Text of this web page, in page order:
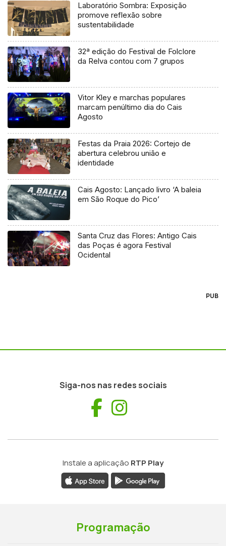
Laboratório Sombra: Exposição
promove reflexão sobre
sustentabilidade
32ª edição do Festival de Folclore
da Relva contou com 7 grupos
Vitor Kley e marchas populares
marcam penúltimo dia do Cais
Agosto
Festas da Praia 2026: Cortejo de
abertura celebrou união e
identidade
Cais Agosto: Lançado livro ‘A baleia
em São Roque do Pico’
Santa Cruz das Flores: Antigo Cais
das Poças é agora Festival
Ocidental
PUB
Siga-nos nas redes sociais
Facebook
Instale a aplicação RTP Play
Programação